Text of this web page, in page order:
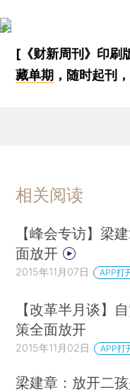
[《财新周刊》印刷
藏单期 ，随时起刊
相关阅读
【峰会专访】梁
面放开
2015年11月07日 APP打
【改革半月谈】
策全面放开
2015年11月02日 APP打
梁建章：放开二